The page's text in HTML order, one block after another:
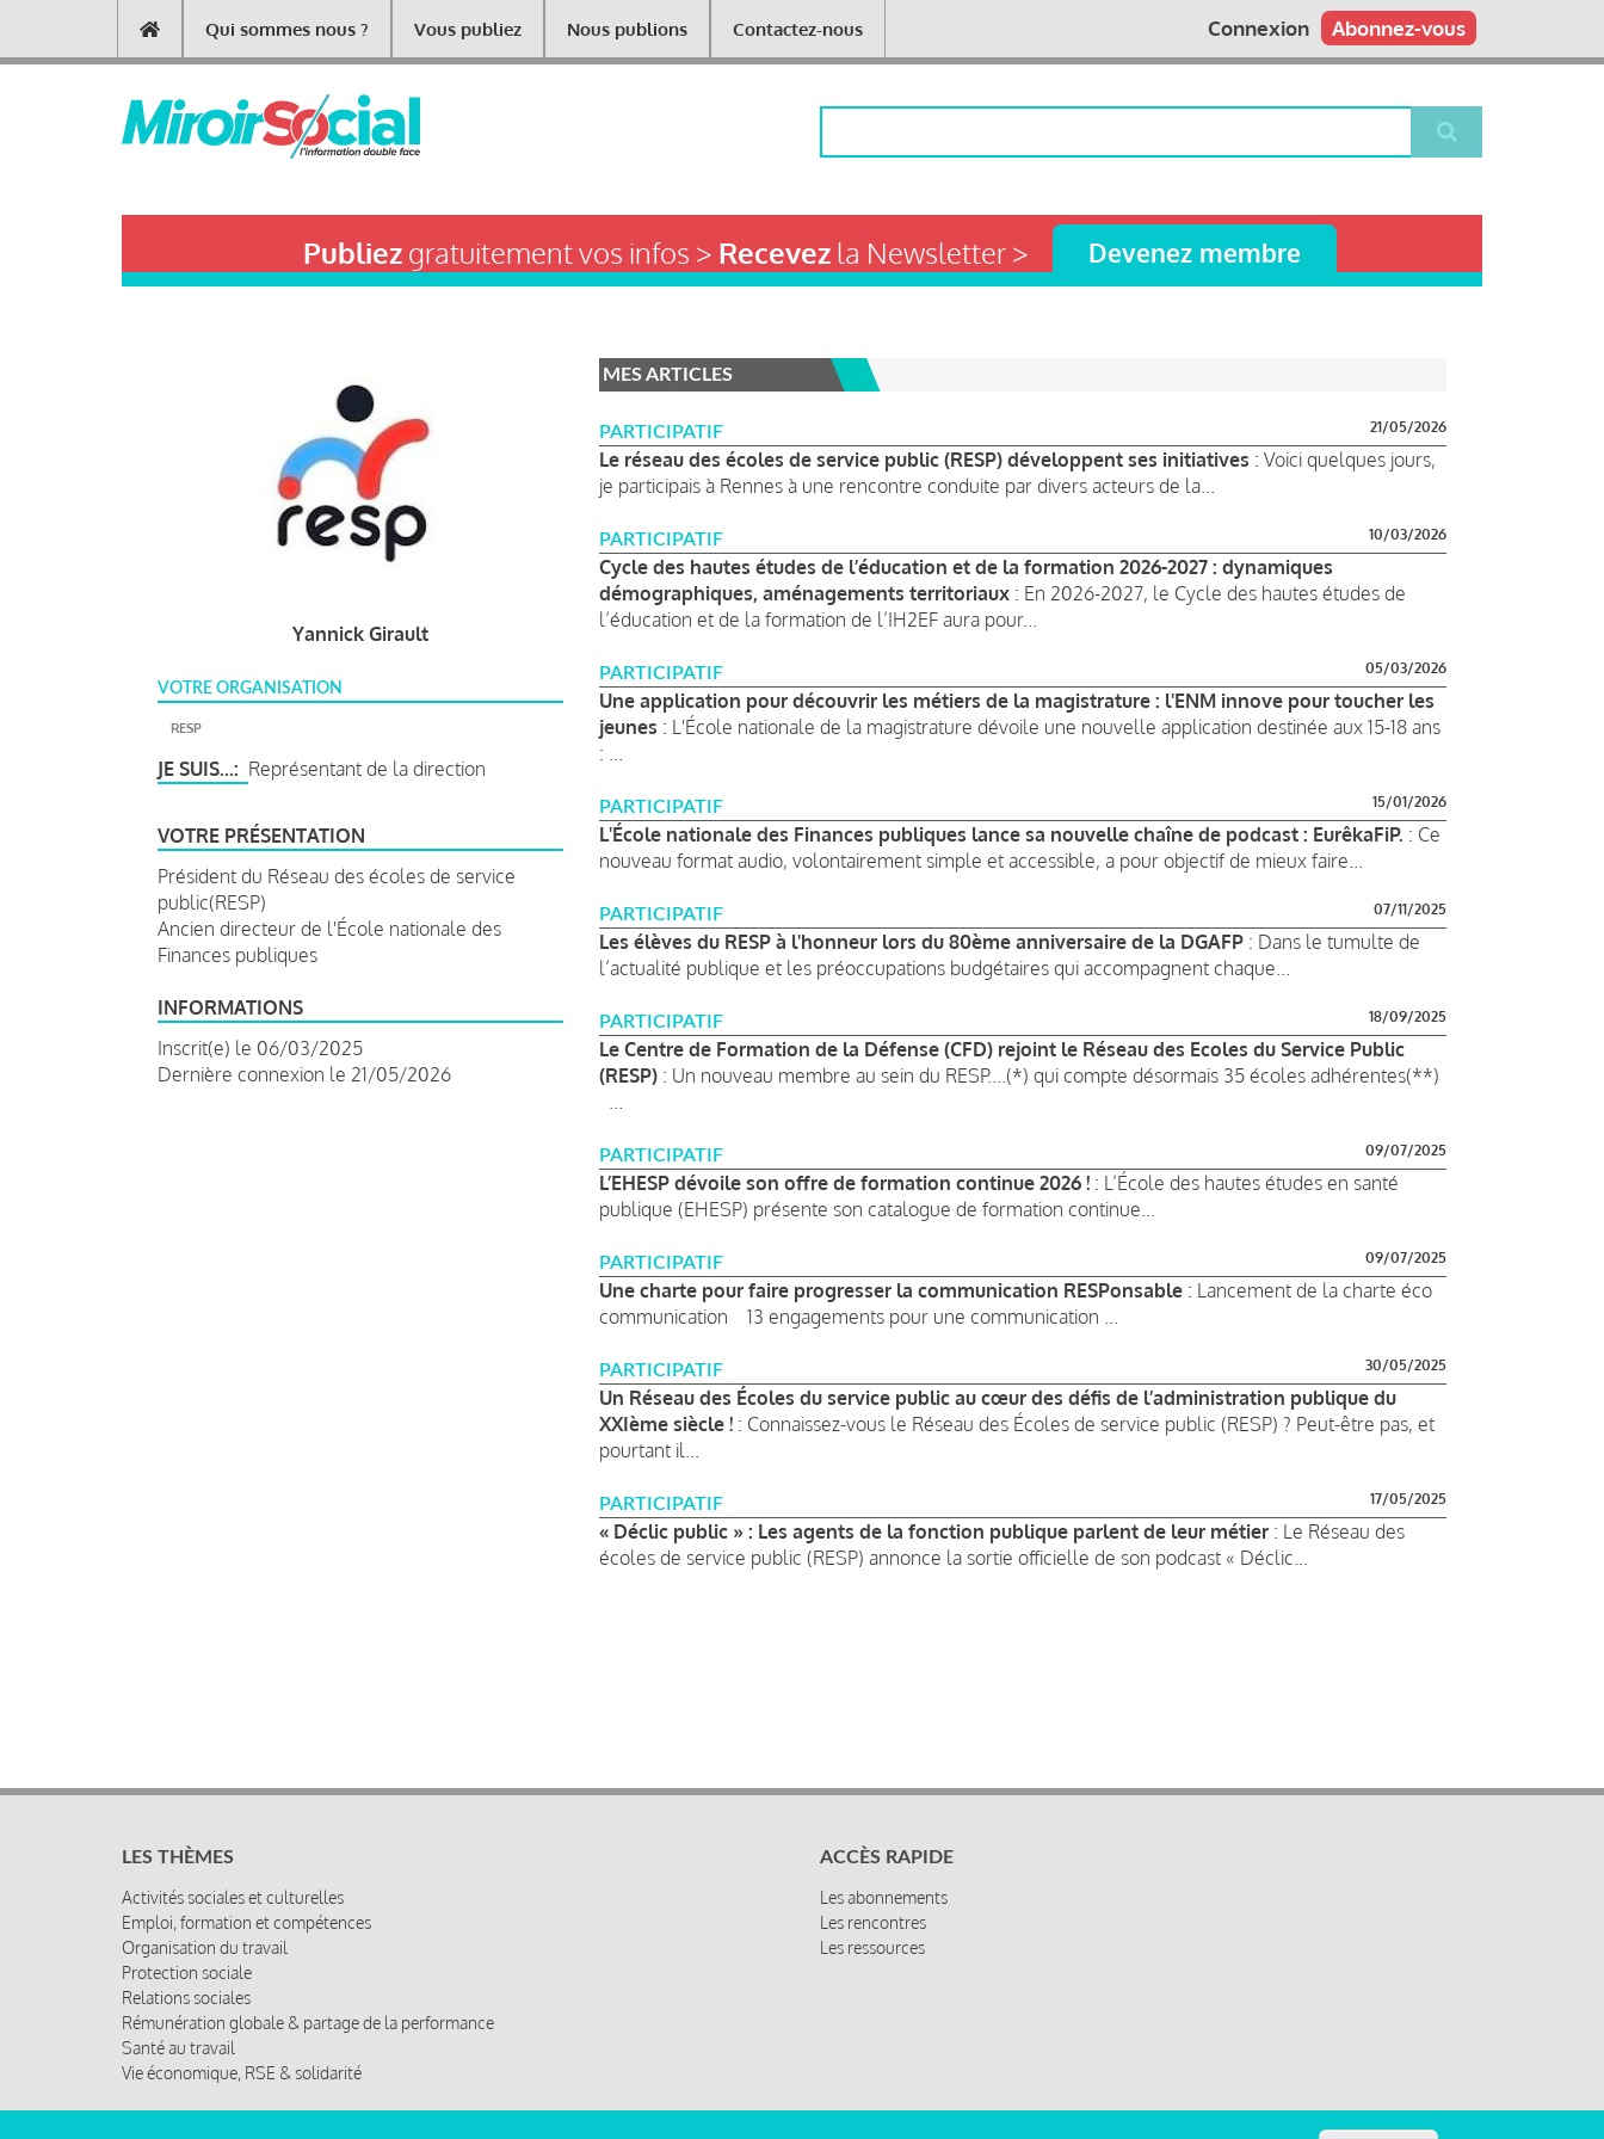
contenu
Main
navigation
Qui sommes nous ? Vous publiez Nous publions Contactez-nous Abonnez-vous
Connexion
Publiezgratuitement vos infos > Recevezla Newsletter > Devenez membre
Yannick Girault
VOTRE ORGANISATION
RESP
JE SUIS... Représentant de la direction
VOTRE PRÉSENTATION
Président du Réseau des écoles de service
public(RESP)
Ancien directeur de l'École nationale des
Finances publiques
INFORMATIONS
Inscrit(e) le 06/03/2025
Dernière connexion le 21/05/2026
MES ARTICLES
PARTICIPATIF 21/05/2026
Le réseau des écoles de service public (RESP) développent ses initiatives : Voici quelques jours,
je participais à Rennes à une rencontre conduite par divers acteurs de la...
PARTICIPATIF 10/03/2026
Cycle des hautes études de l’éducation et de la formation 2026-2027 : dynamiques
démographiques, aménagements territoriaux : En 2026-2027, le Cycle des hautes études de
l’éducation et de la formation de l’IH2EF aura pour...
PARTICIPATIF 05/03/2026
Une application pour découvrir les métiers de la magistrature : l'ENM innove pour toucher les
jeunes : L'École nationale de la magistrature dévoile une nouvelle application destinée aux 15-18 ans
: ...
PARTICIPATIF 15/01/2026
L'École nationale des Finances publiques lance sa nouvelle chaîne de podcast : EurêkaFiP. : Ce
nouveau format audio, volontairement simple et accessible, a pour objectif de mieux faire...
PARTICIPATIF 07/11/2025
Les élèves du RESP à l'honneur lors du 80ème anniversaire de la DGAFP : Dans le tumulte de
l’actualité publique et les préoccupations budgétaires qui accompagnent chaque...
PARTICIPATIF 18/09/2025
Le Centre de Formation de la Défense (CFD) rejoint le Réseau des Ecoles du Service Public
(RESP) : Un nouveau membre au sein du RESP....(*) qui compte désormais 35 écoles adhérentes(**)
PARTICIPATIF 09/07/2025
L’EHESP dévoile son offre de formation continue 2026 ! : L’École des hautes études en santé
publique (EHESP) présente son catalogue de formation continue...
PARTICIPATIF 09/07/2025
Une charte pour faire progresser la communication RESPonsable : Lancement de la charte éco
communication 13 engagements pour une communication ...
PARTICIPATIF 30/05/2025
Un Réseau des Écoles du service public au cœur des défis de l’administration publique du
XXIème siècle ! : Connaissez-vous le Réseau des Écoles de service public (RESP) ? Peut-être pas, et
pourtant il...
PARTICIPATIF 17/05/2025
« Déclic public » : Les agents de la fonction publique parlent de leur métier : Le Réseau des
écoles de service public (RESP) annonce la sortie officielle de son podcast « Déclic...
LES THÈMES
Activités sociales et culturelles
Emploi, formation et compétences
Organisation du travail
Protection sociale
Relations sociales
Rémunération globale & partage de la performance
Santé au travail
Vie économique, RSE & solidarité
ACCÈS RAPIDE
Les abonnements
Les rencontres
Les ressources